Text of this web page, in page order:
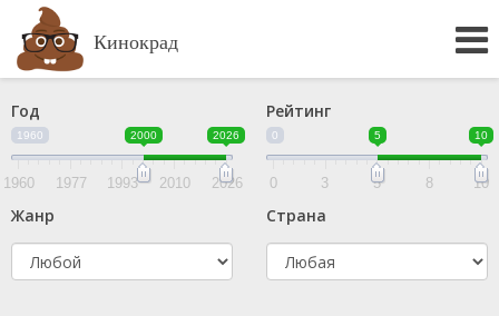
Кинокрад
Год
1960 2000 2026
1960 1977 1993 2010 2026
Рейтинг
0 5 10
0 3 5 8 10
Жанр Страна